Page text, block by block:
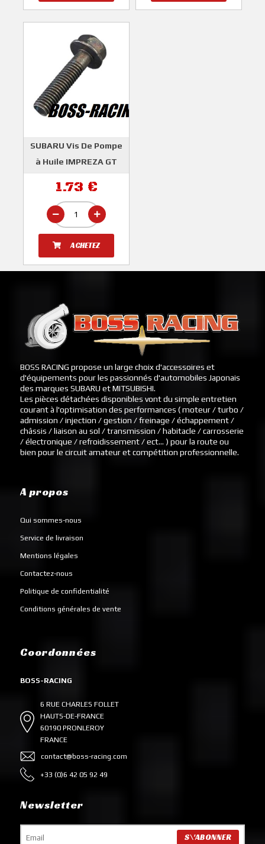
SUBARU Vis De Pompe
à Huile IMPREZA GT
SUBARU
1.73 €
ACHETEZ
BOSS RACING propose un large choix d'accessoires et
d'équipements pour les passionnés d'automobiles Japonais
des marques SUBARU et MITSUBISHI.
Les pièces détachées disponibles vont du simple entretien
courant à l'optimisation des performances ( moteur / turbo /
admission / injection / gestion / freinage / échappement /
châssis / liaison au sol / transmission / habitacle / carrosserie
/ électronique / refroidissement / ect... ) pour la route ou
bien pour le circuit amateur et compétition professionnelle.
A propos
Qui sommes-nous
Service de livraison
Mentions légales
Contactez-nous
Politique de confidentialité
Conditions générales de vente
Coordonnées
BOSS-RACING
6 RUE CHARLES FOLLET
HAUTS-DE-FRANCE
60190 PRONLEROY
FRANCE
contact@boss-racing.com
+33 (0)6 42 05 92 49
Newsletter